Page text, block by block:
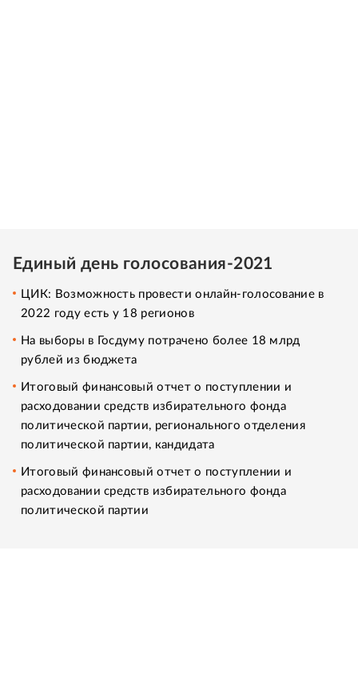
Единый день голосования-2021
ЦИК: Возможность провести онлайн-голосование в
2022 году есть у 18 регионов
На выборы в Госдуму потрачено более 18 млрд
рублей из бюджета
Итоговый финансовый отчет о поступлении и
расходовании средств избирательного фонда
политической партии, регионального отделения
политической партии, кандидата
Итоговый финансовый отчет о поступлении и
расходовании средств избирательного фонда
политической партии